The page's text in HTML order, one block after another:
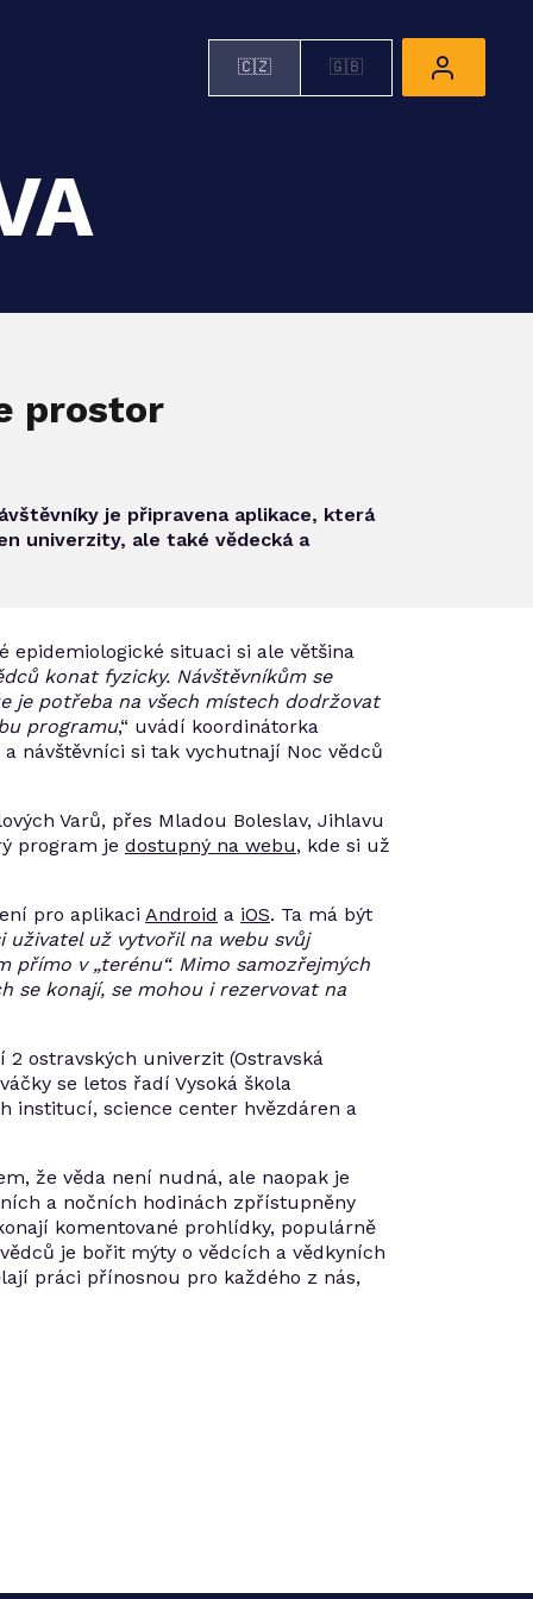
🇨🇿 🇬🇧
prostor
je připravena aplikace, která
univerzity, ale také vědecká a
epidemiologické situaci si ale většina
konat fyzicky. Návštěvníkům se
je potřeba na všech místech dodržovat
programu,“ uvádí koordinátorka
návštěvníci si tak vychutnají Noc vědců
Varů, přes Mladou Boleslav, Jihlavu
program je dostupný na webu, kde si už
pro aplikaci Android a iOS. Ta má být
uživatel už vytvořil na webu svůj
v „terénu“. Mimo samozřejmých
se konají, se mohou i rezervovat na
ostravských univerzit (Ostravská
se letos řadí Vysoká škola
institucí, science center hvězdáren a
že věda není nudná, ale naopak je
a nočních hodinách zpřístupněny
komentované prohlídky, populárně
je bořit mýty o vědcích a vědkyních
práci přínosnou pro každého z nás,